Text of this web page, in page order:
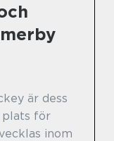
är dess
plats för
inom